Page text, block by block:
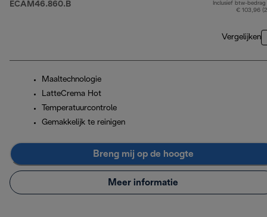
ECAM46.860.B
Inclusief btw-bedrag
€ 103,96
Vergelijken
Maaltechnologie
LatteCrema Hot
Temperatuurcontrole
Gemakkelijk te reinigen
Breng mij op de hoogte
Meer informatie